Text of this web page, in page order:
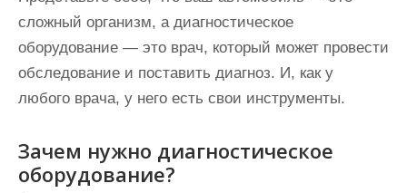
сложный организм, а диагностическое
оборудование — это врач, который может провести
обследование и поставить диагноз. И, как у
любого врача, у него есть свои инструменты.
Зачем нужно диагностическое
оборудование?